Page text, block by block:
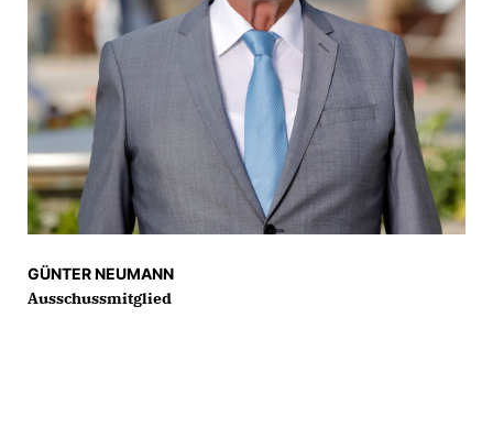
GÜNTER NEUMANN
Ausschussmitglied